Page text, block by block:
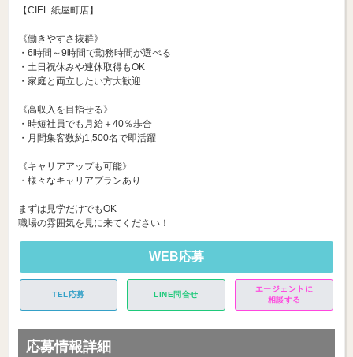
【CIEL 紙屋町店】
《働きやすさ抜群》
・6時間～9時間で勤務時間が選べる
・土日祝休みや連休取得もOK
・家庭と両立したい方大歓迎
《高収入を目指せる》
・時短社員でも月給＋40％歩合
・月間集客数約1,500名で即活躍
《キャリアアップも可能》
・様々なキャリアプランあり
まずは見学だけでもOK
職場の雰囲気を見に来てください！
WEB応募
TEL応募 LINE問合せ
エージェントに
相談する
応募情報詳細